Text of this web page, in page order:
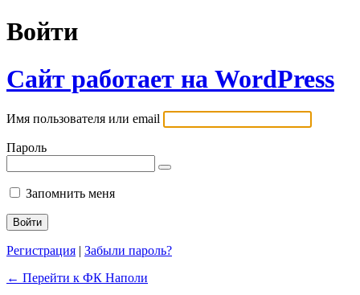
Войти
Сайт работает на WordPress
Имя пользователя или email
Пароль
Запомнить меня
Регистрация | Забыли пароль?
← Перейти к ФК Наполи